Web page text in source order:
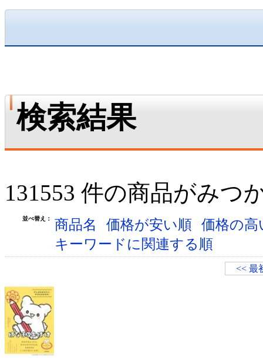
検索結果
131553 件の商品がみつ
並べ替え： 商品名 価格が安い順 価格の
キーワードに関連する順
<< 最